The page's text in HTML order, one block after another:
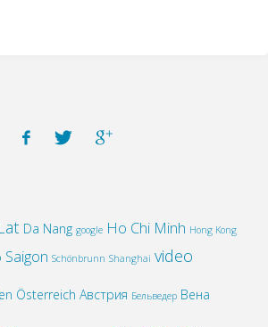
Da Nang google Ho Chi Minh Hong Kong
Saigon Schönbrunn Shanghai video
Österreich Австрия Бельведер Вена